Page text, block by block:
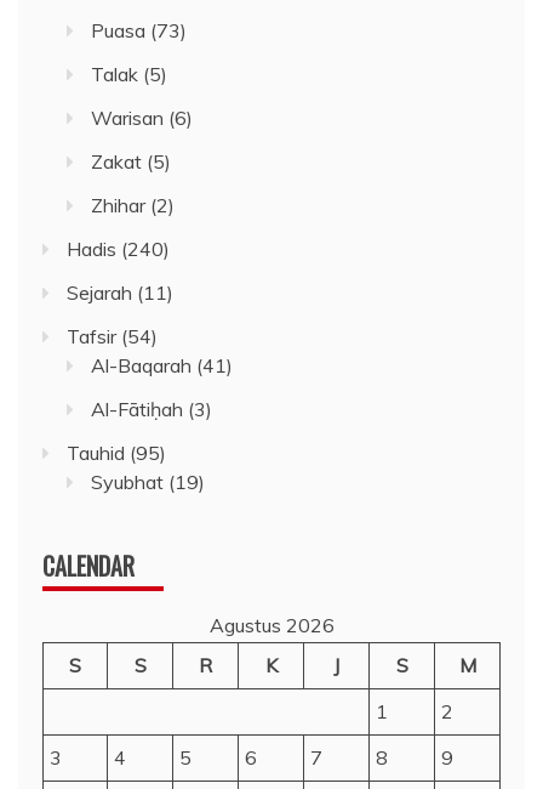
Puasa (73)
Talak (5)
Warisan (6)
Zakat (5)
Zhihar(2)
Hadis (240)
Sejarah (11)
Tafsir(54)
Al-Baqarah (41)
Al-Fātiḥah (3)
Tauhid (95)
Syubhat (19)
CALENDAR
Agustus 2026
S
S R K J S
M
1
2
3
4 5 6 7 8
9